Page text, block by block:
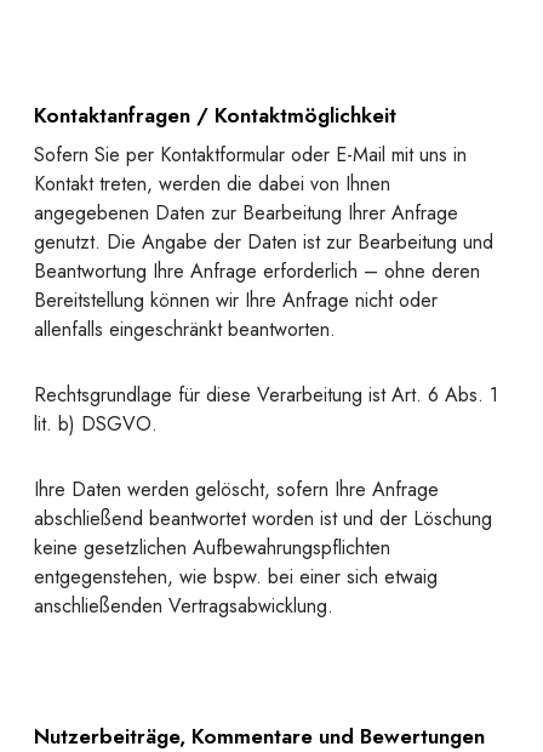
Kontaktanfragen / Kontaktmöglichkeit
Sofern Sie per Kontaktformular oder E-Mail mit uns in
Kontakt treten, werden die dabei von Ihnen
angegebenen Daten zur Bearbeitung Ihrer Anfrage
genutzt. Die Angabe der Daten ist zur Bearbeitung und
Beantwortung Ihre Anfrage erforderlich – ohne deren
Bereitstellung können wir Ihre Anfrage nicht oder
allenfalls eingeschränkt beantworten.
Rechtsgrundlage für diese Verarbeitung ist Art. 6 Abs. 1
lit. b) DSGVO.
Ihre Daten werden gelöscht, sofern Ihre Anfrage
abschließend beantwortet worden ist und der Löschung
keine gesetzlichen Aufbewahrungspflichten
entgegenstehen, wie bspw. bei einer sich etwaig
anschließenden Vertragsabwicklung.
Nutzerbeiträge, Kommentare und Bewertungen